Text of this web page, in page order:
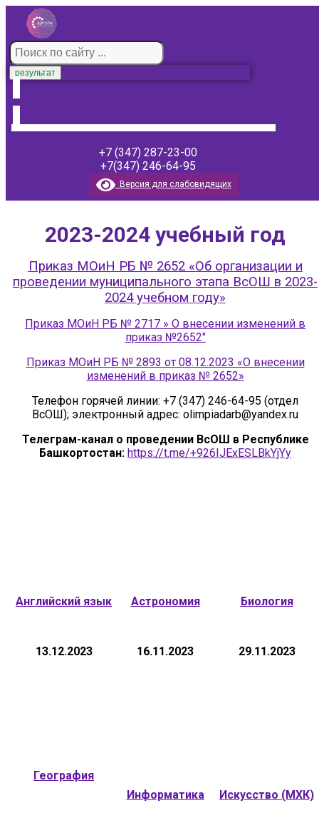
результат
+7 (347) 287-23-00
+7(347) 246-64-95
Версия для слабовидящих
2023-2024 учебный год
Приказ МОиН РБ № 2652 «Об организации и
проведении муниципального этапа ВсОШ в 2023-
2024 учебном году»
Приказ МОиН РБ № 2717 » О внесении изменений в
приказ №2652″
Приказ МОиН РБ № 2893 от 08.12.2023 «О внесении
изменений в приказ № 2652»
Телефон горячей линии: +7 (347) 246-64-95 (отдел
ВсОШ); электронный адрес: olimpiadarb@yandex.ru
Телеграм-канал о проведении ВсОШ в Республике
Башкортостан: https://t.me/+926IJExESLBkYjYy
Английский язык
13.12.2023
Астрономия
16.11.2023
Биология
29.11.2023
География
Информатика Искусство (МХК)